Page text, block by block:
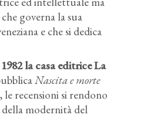
governa la sua
e che si dedica
la casa editrice La
Nascita e morte
, le recensioni si rendono
modernità del